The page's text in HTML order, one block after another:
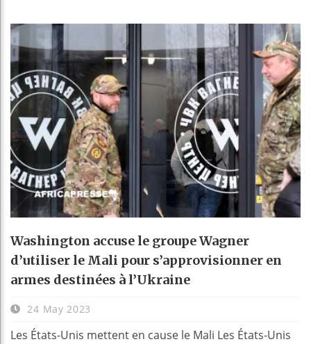
Washington accuse le groupe Wagner
d’utiliser le Mali pour s’approvisionner en
armes destinées à l’Ukraine
24 May 2023
Les États-Unis mettent en cause le Mali Les États-Unis